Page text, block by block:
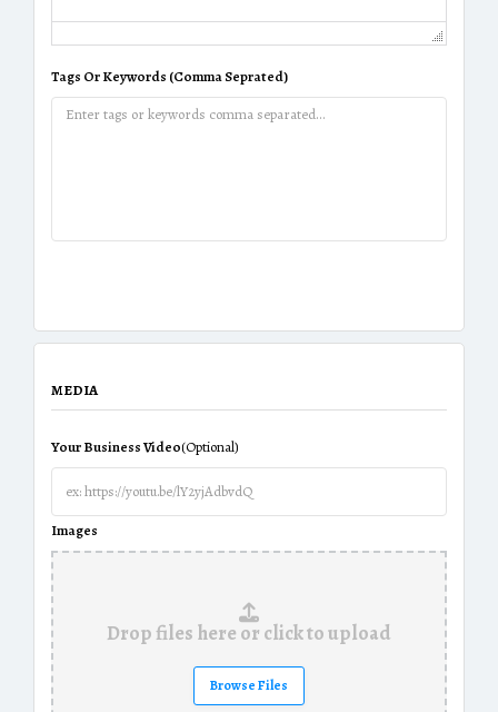
Tags Or Keywords (Comma Seprated)
MEDIA
Your Business Video(Optional)
Images
Drop files here or click to upload
Browse Files